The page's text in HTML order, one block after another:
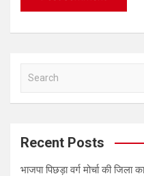
a
c
Recent Posts
भाजपा पिछड़ा वर्ग मोर्चा की जिला